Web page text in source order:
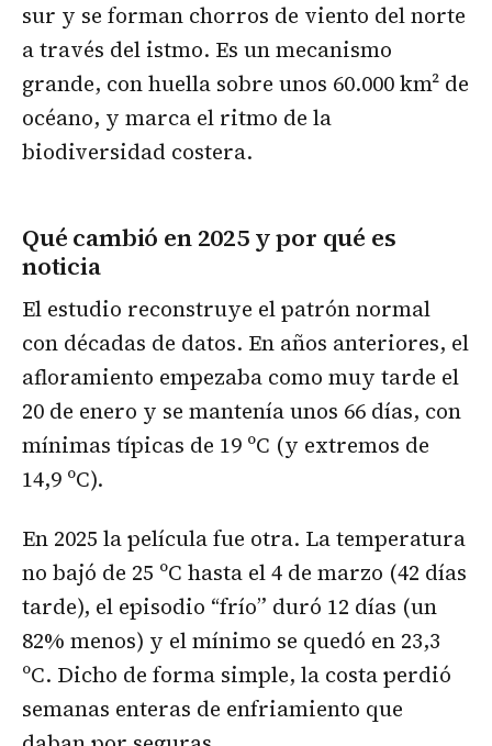
sur y se forman chorros de viento del norte
a través del istmo. Es un mecanismo
grande, con huella sobre unos 60.000 km² de
océano, y marca el ritmo de la
biodiversidad costera.
Qué cambió en 2025 y por qué es
noticia
El estudio reconstruye el patrón normal
con décadas de datos. En años anteriores, el
afloramiento empezaba como muy tarde el
20 de enero y se mantenía unos 66 días, con
mínimas típicas de 19 ºC (y extremos de
14,9 ºC).
En 2025 la película fue otra. La temperatura
no bajó de 25 ºC hasta el 4 de marzo (42 días
tarde), el episodio “frío” duró 12 días (un
82% menos) y el mínimo se quedó en 23,3
ºC. Dicho de forma simple, la costa perdió
semanas enteras de enfriamiento que